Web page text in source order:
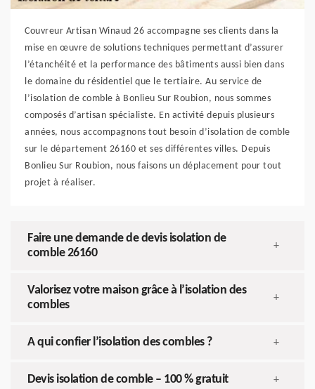
Couvreur Artisan Winaud 26 accompagne ses clients dans la
mise en œuvre de solutions techniques permettant d’assurer
l’étanchéité et la performance des bâtiments aussi bien dans
le domaine du résidentiel que le tertiaire. Au service de
l’isolation de comble à Bonlieu Sur Roubion, nous sommes
composés d’artisan spécialiste. En activité depuis plusieurs
années, nous accompagnons tout besoin d’isolation de comble
sur le département 26160 et ses différentes villes. Depuis
Bonlieu Sur Roubion, nous faisons un déplacement pour tout
projet à réaliser.
Faire une demande de devis isolation de
comble 26160
+
Valorisez votre maison grâce à l’isolation des
combles
+
A qui confier l’isolation des combles ? +
Devis isolation de comble – 100 % gratuit +